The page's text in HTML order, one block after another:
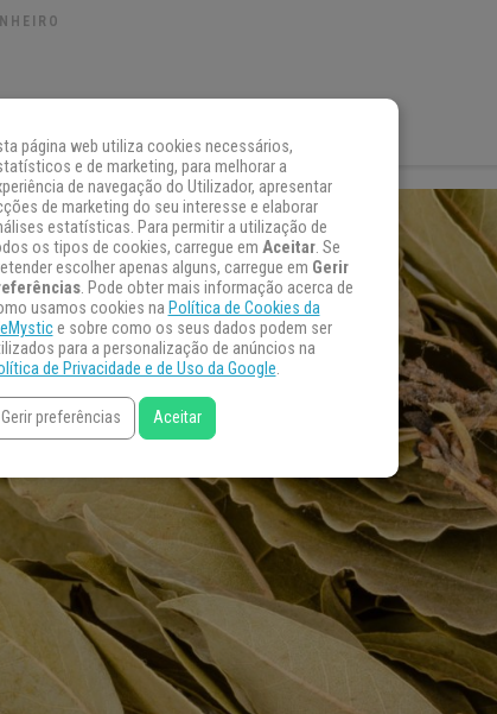
página web utiliza cookies necessários,
e de marketing, para melhorar a
de navegação do Utilizador, apresentar
de marketing do seu interesse e elaborar
estatísticas. Para permitir a utilização de
os tipos de cookies, carregue em Aceitar. Se
escolher apenas alguns, carregue em Gerir
. Pode obter mais informação acerca de
usamos cookies na Política de Cookies da
e sobre como os seus dados podem ser
para a personalização de anúncios na
de Privacidade e de Uso da Google.
Gerir preferências Aceitar